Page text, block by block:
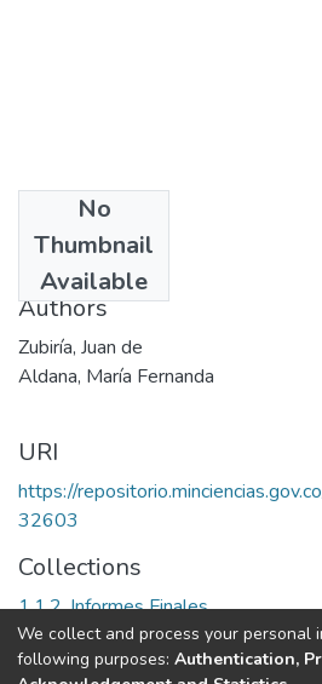
No
Thumbnail
Available
22
Authors
Zubiría, Juan de
Aldana, María Fernanda
URI
https://
32603
Collections
1.1.2. Informes Finales
Full item page
We collect and process your personal
following purposes: Authentication,